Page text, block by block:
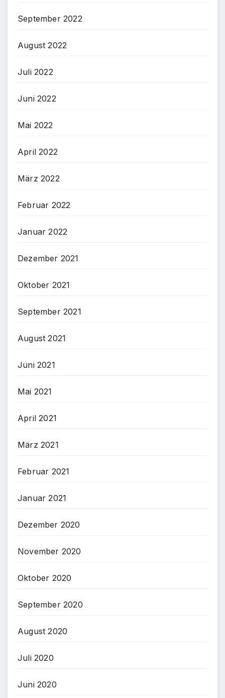
September 2022
August 2022
Juli 2022
Juni 2022
Mai 2022
April 2022
März 2022
Februar 2022
Januar 2022
Dezember 2021
Oktober 2021
September 2021
August 2021
Juni 2021
Mai 2021
April 2021
März 2021
Februar 2021
Januar 2021
Dezember 2020
November 2020
Oktober 2020
September 2020
August 2020
Juli 2020
Juni 2020